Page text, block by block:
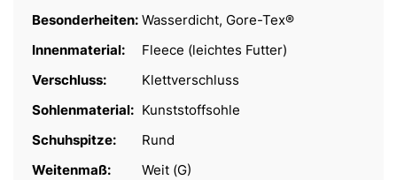
Besonderheiten: Wasserdicht, Gore-Tex®
Innenmaterial:
Fleece (leichtes Futter)
Verschluss:
Klettverschluss
Sohlenmaterial: Kunststoffsohle
Schuhspitze:
Rund
Weitenmaß:
Weit (G)